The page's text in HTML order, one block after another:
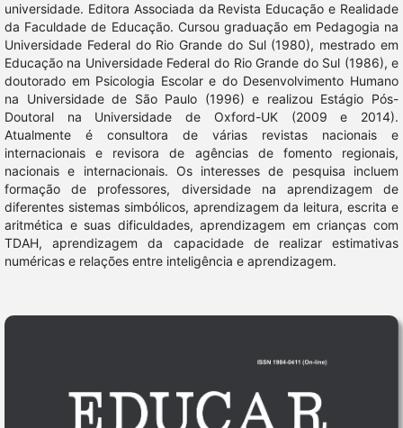
universidade. Editora Associada da Revista Educação e Realidade
da Faculdade de Educação. Cursou graduação em Pedagogia na
Universidade Federal do Rio Grande do Sul (1980), mestrado em
Educação na Universidade Federal do Rio Grande do Sul (1986), e
doutorado em Psicologia Escolar e do Desenvolvimento Humano
na Universidade de São Paulo (1996) e realizou Estágio Pós-
Doutoral na Universidade de Oxford-UK (2009 e 2014).
Atualmente é consultora de várias revistas nacionais e
internacionais e revisora de agências de fomento regionais,
nacionais e internacionais. Os interesses de pesquisa incluem
formação de professores, diversidade na aprendizagem de
diferentes sistemas simbólicos, aprendizagem da leitura, escrita e
aritmética e suas dificuldades, aprendizagem em crianças com
TDAH, aprendizagem da capacidade de realizar estimativas
numéricas e relações entre inteligência e aprendizagem.